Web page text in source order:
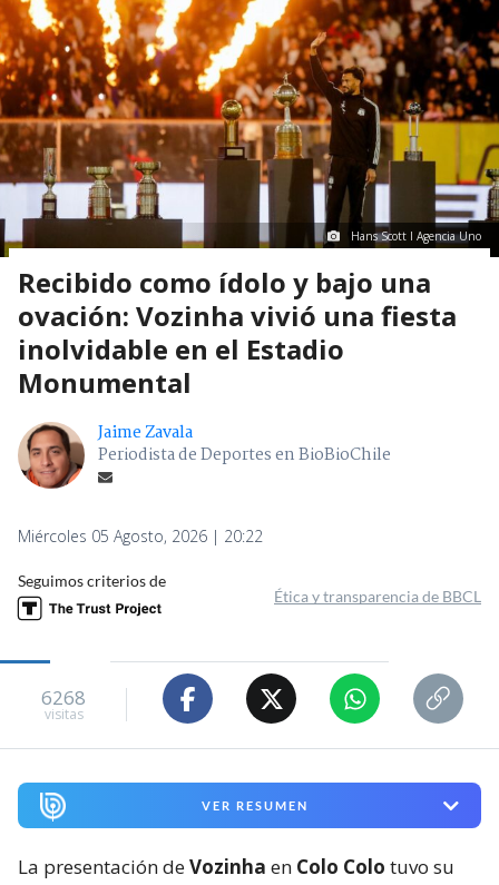
Hans Scott I Agencia Uno
Recibido como ídolo y bajo una
ovación: Vozinha vivió una fiesta
inolvidable en el Estadio
Monumental
Jaime Zavala
Periodista de Deportes en BioBioChile
Miércoles 05 Agosto, 2026 | 20:22
Seguimos criterios de
Ética y transparencia de BBCL
6268
visitas
VER RESUMEN
La presentación deVozinha en Colo Colo tuvo su